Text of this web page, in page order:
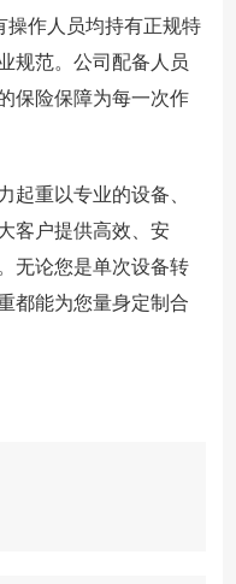
操作人员均持有正规特
规范。公司配备人员
保险保障为每一次作
起重以专业的设备、
客户提供高效、安
无论您是单次设备转
都能为您量身定制合